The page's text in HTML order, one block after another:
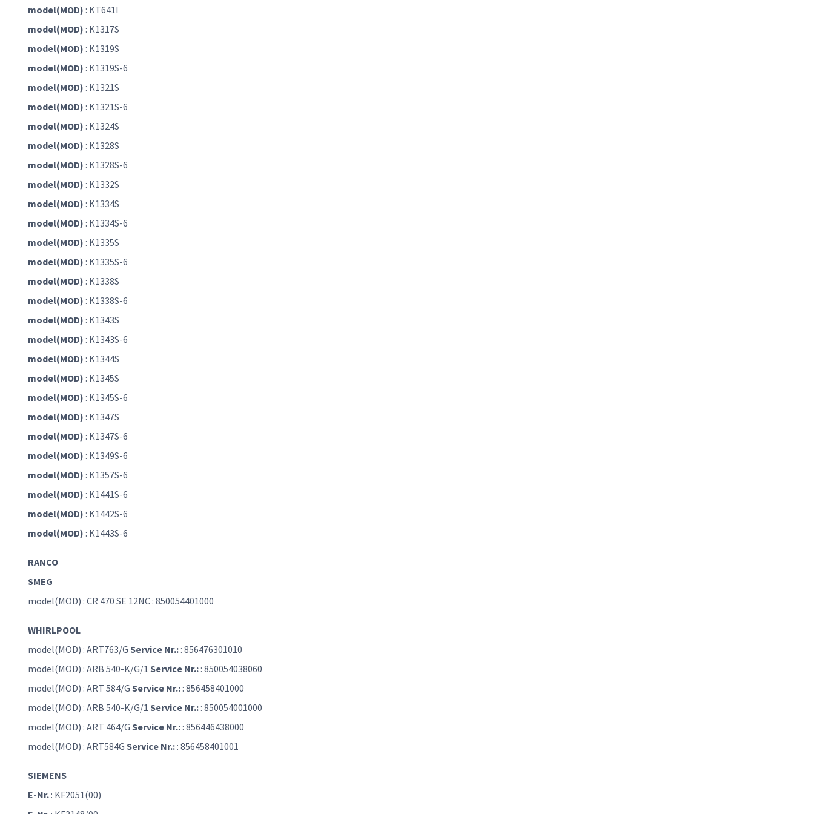
model(MOD) : KT641I
model(MOD) : K1317S
model(MOD) : K1319S
model(MOD) : K1319S-6
model(MOD) : K1321S
model(MOD) : K1321S-6
model(MOD) : K1324S
model(MOD) : K1328S
model(MOD) : K1328S-6
model(MOD) : K1332S
model(MOD) : K1334S
model(MOD) : K1334S-6
model(MOD) : K1335S
model(MOD) : K1335S-6
model(MOD) : K1338S
model(MOD) : K1338S-6
model(MOD) : K1343S
model(MOD) : K1343S-6
model(MOD) : K1344S
model(MOD) : K1345S
model(MOD) : K1345S-6
model(MOD) : K1347S
model(MOD) : K1347S-6
model(MOD) : K1349S-6
model(MOD) : K1357S-6
model(MOD) : K1441S-6
model(MOD) : K1442S-6
model(MOD) : K1443S-6
RANCO
SMEG
model(MOD) : CR 470 SE 12NC : 850054401000
WHIRLPOOL
model(MOD) : ART763/G Service Nr.:: 856476301010
model(MOD) : ARB 540-K/G/1 Service Nr.:: 850054038060
model(MOD) : ART 584/G Service Nr.:: 856458401000
model(MOD) : ARB 540-K/G/1 Service Nr.:: 850054001000
model(MOD) : ART 464/G Service Nr.:: 856446438000
model(MOD) : ART584G Service Nr.:: 856458401001
SIEMENS
E-Nr.: KF2051(00)